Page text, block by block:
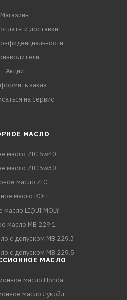
Магазины
и доставки
Акции
заказ
на сервис
МАСЛО
масло ZIC 5w40
масло ZIC 5w30
масло ZIC
масло ROLF
LIQUI MOLY
масло MB 229.1
с допуском MB 229.3
с допуском MB 229.5
МАСЛО
масло Honda
масло Лукойл